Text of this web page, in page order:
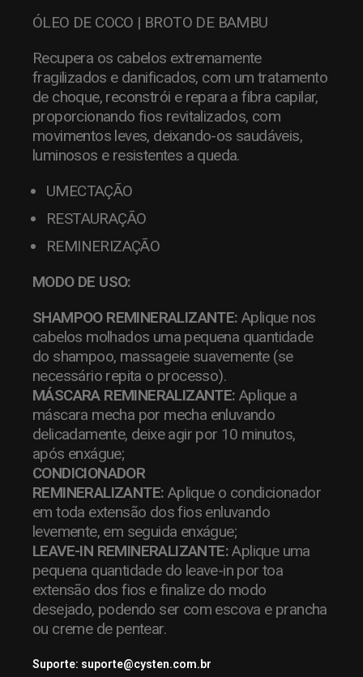
ÓLEO DE COCO | BROTO DE BAMBU
Recupera os cabelos extremamente
fragilizados e danificados, com um tratamento
de choque, reconstrói e repara a fibra capilar,
proporcionando fios revitalizados, com
movimentos leves, deixando-os saudáveis,
luminosos e resistentes a queda.
UMECTAÇÃO
RESTAURAÇÃO
REMINERIZAÇÃO
MODO DE USO:
SHAMPOO REMINERALIZANTE: Aplique nos
cabelos molhados uma pequena quantidade
do shampoo, massageie suavemente (se
necessário repita o processo).
MÁSCARA REMINERALIZANTE: Aplique a
máscara mecha por mecha enluvando
delicadamente, deixe agir por 10 minutos,
após enxágue;
CONDICIONADOR
REMINERALIZANTE: Aplique o condicionador
em toda extensão dos fios enluvando
levemente, em seguida enxágue;
LEAVE-IN REMINERALIZANTE:Aplique uma
pequena quantidade do leave-in por toa
extensão dos fios e finalize do modo
desejado, podendo ser com escova e prancha
ou creme de pentear.
Suporte: suporte@cysten.com.br